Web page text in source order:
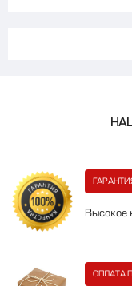
Высокое
ОПЛАТА